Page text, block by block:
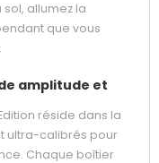
allumez la
que vous
amplitude et
réside dans la
ultra-calibrés pour
Chaque boîtier